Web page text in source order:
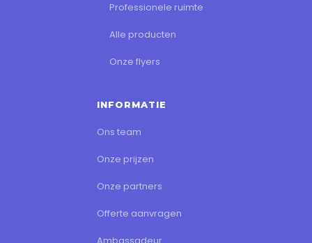
Professionele ruimte
Alle producten
Onze flyers
INFORMATIE
Ons team
Onze prijzen
Onze partners
Offerte aanvragen